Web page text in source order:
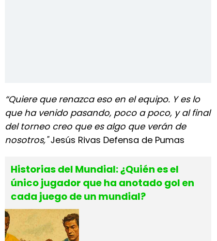
“Quiere que renazca eso en el equipo. Y es lo
que ha venido pasando, poco a poco, y al final
del torneo creo que es algo que verán de
nosotros,"Jesús Rivas Defensa de Pumas
Historias del Mundial: ¿Quién es el
único jugador que ha anotado gol en
cada juego de un mundial?